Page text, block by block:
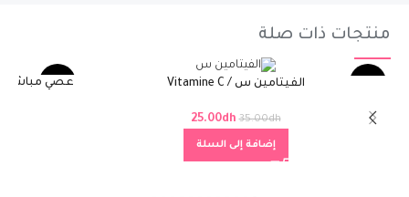
منتجات ذات صلة
الفيتامين س / Vitamine C
35.00dh
25.00dh
إضافة إلى السلة
-18%